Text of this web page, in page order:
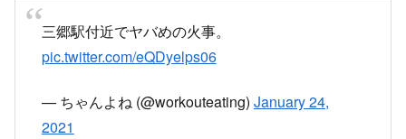
三郷駅付近でヤバめの火事。
pic.twitter.com/eQDyelps06
— ちゃんよね (@workouteating) January 24,
2021